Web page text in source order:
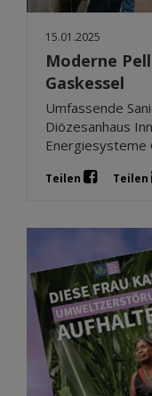
15.01.2025
Moderne
Gaskessel
Umfassende
Diözesanhaus
Energiesysteme
Teilen Teilen